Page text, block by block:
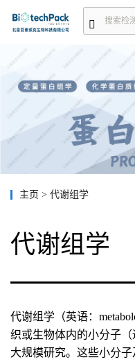
主页 > 代谢组学
代谢组学
代谢组学（英语：
织或生物体内的小分子（
大规模研究。这些小分子